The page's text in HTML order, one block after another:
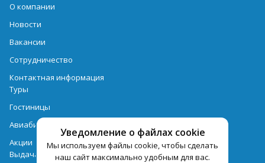
Уведомление о файлах cookie
Мы используем файлы cookie, чтобы сделать
наш сайт максимально удобным для вас.
О компании
Новости
Вакансии
Сотрудничество
Контактная информация
Туры
Гостиницы
Авиабилеты
Акции
Выдача документов